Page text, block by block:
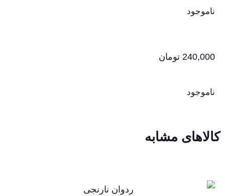
ناموجود
240,000 تومان
ناموجود
کالاهای مشابه